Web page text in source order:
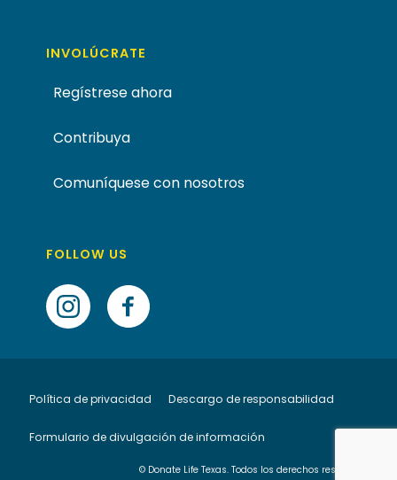
INVOLÚCRATE
Regístrese ahora
Contribuya
Comuníquese con nosotros
FOLLOW US
Política de privacidad Descargo de responsabilidad
Formulario de divulgación de información
© Donate Life Texas. Todos los derechos reservados.